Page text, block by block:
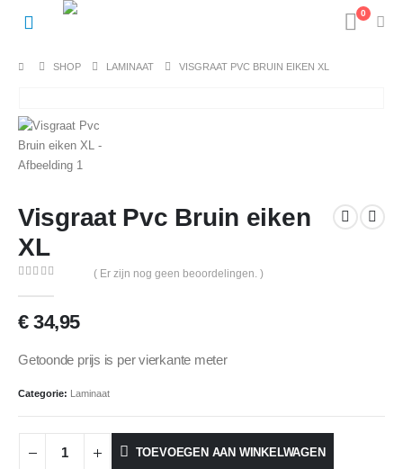
0
SHOP LAMINAAT VISGRAAT PVC BRUIN EIKEN XL
Visgraat Pvc Bruin eiken
XL
( Er zijn nog geen beoordelingen. )
€34,95
Getoonde prijs is per vierkante meter
Categorie: Laminaat
TOEVOEGEN AAN WINKELWAGEN